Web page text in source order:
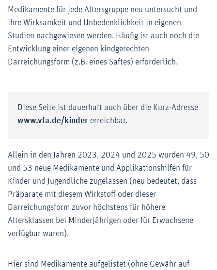
Medikamente für jede Altersgruppe neu untersucht und
ihre Wirksamkeit und Unbedenklichkeit in eigenen
Studien nachgewiesen werden. Häufig ist auch noch die
Entwicklung einer eigenen kindgerechten
Darreichungsform (z.B. eines Saftes) erforderlich.
Diese Seite ist dauerhaft auch über die Kurz-Adresse
www.vfa.de/kinder erreichbar.
Allein in den Jahren 2023, 2024 und 2025 wurden 49, 50
und 53 neue Medikamente und Applikationshilfen für
Kinder und Jugendliche zugelassen (neu bedeutet, dass
Präparate mit diesem Wirkstoff oder dieser
Darreichungsform zuvor höchstens für höhere
Altersklassen bei Minderjährigen oder für Erwachsene
verfügbar waren).
Hier sind Medikamente aufgelistet (ohne Gewähr auf